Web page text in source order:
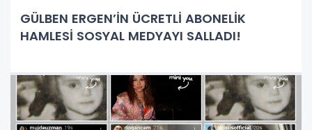
GÜLBEN ERGEN’İN ÜCRETLİ ABONELİK
HAMLESİ SOSYAL MEDYAYI SALLADI!